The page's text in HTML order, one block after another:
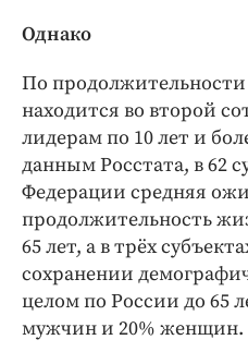
Однако
По
находится во второй
лидерам по 10 лет и
данным Росстата, в 62
Федерации средняя
продолжительность
65 лет, а в трёх
сохранении
целом по России до 65
мужчин и 20% женщин.